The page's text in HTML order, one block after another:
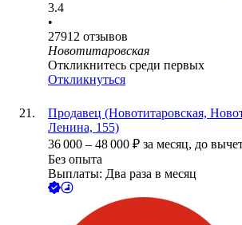
3.4
•
27912 отзывов
Новотитаровская
Откликнитесь среди первых
Откликнуться
Продавец (Новотитаровская,
Ленина, 155)
36 000 – 48 000 ₽ за месяц, до
Без опыта
Выплаты: Два раза в месяц